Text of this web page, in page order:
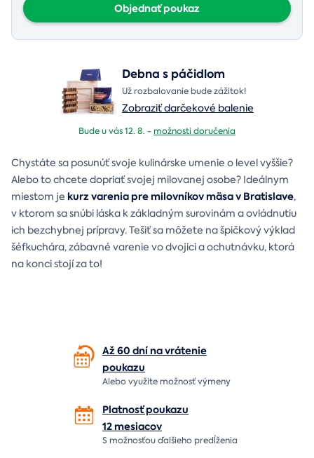
Objednať poukaz
Debna s páčidlom
Už rozbalovanie bude zážitok!
Zobraziť darčekové balenie
Bude u vás 12. 8. -možnosti doručenia
Chystáte sa posunúť svoje kulinárske umenie o level vyššie?
Alebo to chcete dopriať svojej milovanej osobe? Ideálnym
miestom je kurz varenia pre milovníkov mäsa v Bratislave,
v ktorom sa snúbi láska k základným surovinám a ovládnutiu
ich bezchybnej prípravy. Tešiť sa môžete na špičkový výklad
šéfkuchára, zábavné varenie vo dvojici a ochutnávku, ktorá
na konci stojí za to!
Až 60 dní na vrátenie
poukazu
Alebo využite možnosť výmeny
Platnosť poukazu
12 mesiacov
S možnosťou ďalšieho predĺženia